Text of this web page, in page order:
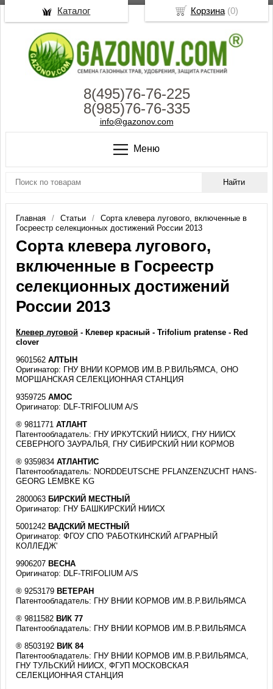
8(495)76-76-225
8(985)76-76-335
info@gazonov.com
Меню
Главная Статьи
Сорта клевера лугового, включенные в
Госреестр селекционных достижений России 2013
Сорта клевера лугового,
включенные в Госреестр
селекционных достижений
России 2013
Клевер луговой - Клевер красный - Trifolium pratense - Red
clover
9601562АЛТЫН
Оригинатор: ГНУ ВНИИ КОРМОВ ИМ.В.Р.ВИЛЬЯМСА, ОНО
МОРШАНСКАЯ СЕЛЕКЦИОННАЯ СТАНЦИЯ
9359725АМОС
Оригинатор: DLF-TRIFOLIUM A/S
® 9811771АТЛАНТ
Патентообладатель: ГНУ ИРКУТСКИЙ НИИСХ, ГНУ НИИСХ
СЕВЕРНОГО ЗАУРАЛЬЯ, ГНУ СИБИРСКИЙ НИИ КОРМОВ
® 9359834АТЛАНТИС
Патентообладатель: NORDDEUTSCHE PFLANZENZUCHT HANS-
GEORG LEMBKE KG
2800063 БИРСКИЙ МЕСТНЫЙ
Оригинатор: ГНУ БАШКИРСКИЙ НИИСХ
5001242 ВАДСКИЙ МЕСТНЫЙ
Оригинатор: ФГОУ СПО 'РАБОТКИНСКИЙ АГРАРНЫЙ
КОЛЛЕДЖ'
9906207 ВЕСНА
Оригинатор: DLF-TRIFOLIUM A/S
® 9253179 ВЕТЕРАН
Патентообладатель: ГНУ ВНИИ КОРМОВ ИМ.В.Р.ВИЛЬЯМСА
® 9811582 ВИК 77
Патентообладатель: ГНУ ВНИИ КОРМОВ ИМ.В.Р.ВИЛЬЯМСА
® 8503192 ВИК 84
Патентообладатель: ГНУ ВНИИ КОРМОВ ИМ.В.Р.ВИЛЬЯМСА,
ГНУ ТУЛЬСКИЙ НИИСХ, ФГУП МОСКОВСКАЯ
СЕЛЕКЦИОННАЯ СТАНЦИЯ
Корзина(0)
Каталог